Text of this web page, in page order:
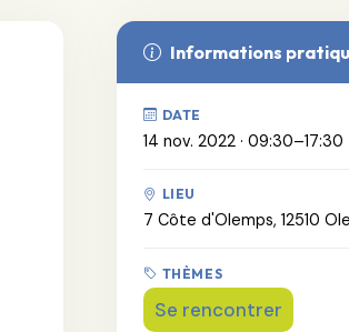
Informations
DATE
14 nov. 2022 · 09:30–17:30
LIEU
7 Côte d'Olemps, 12510
THÈMES
Se rencontrer